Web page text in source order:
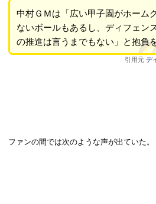
中村ＧＭは「広い甲子園がホーム
ないボールもあるし、ディフェン
の推進は言うまでもない」と抱負
引用元 デ
ファンの間では次のような声が出ていた。